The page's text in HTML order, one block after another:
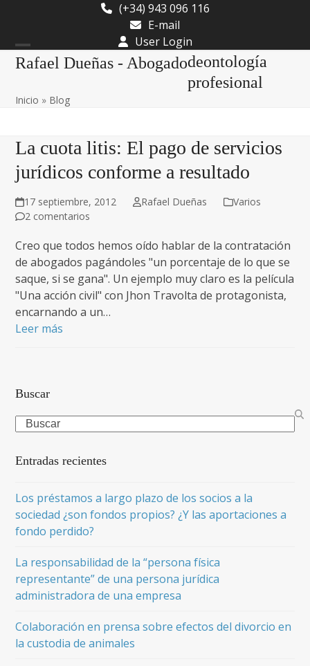
content
(+34) 943 096 116
E-mail
User Login
Rafael Dueñas - Abogado
Open
menu
Close
menu
deontología
profesional
Inicio » Blog
La cuota litis: El pago de servicios
jurídicos conforme a resultado
17 septiembre, 2012 Rafael Dueñas
Varios
2 comentarios
Creo que todos hemos oído hablar de la contratación
de abogados pagándoles "un porcentaje de lo que se
saque, si se gana". Un ejemplo muy claro es la película
"Una acción civil" con Jhon Travolta de protagonista,
encarnando a un…
Leer más
Buscar
Search
Entradas recientes
Los préstamos a largo plazo de los socios a la
sociedad ¿son fondos propios? ¿Y las aportaciones a
fondo perdido?
La responsabilidad de la “persona física
representante” de una persona jurídica
administradora de una empresa
Colaboración en prensa sobre efectos del divorcio en
la custodia de animales